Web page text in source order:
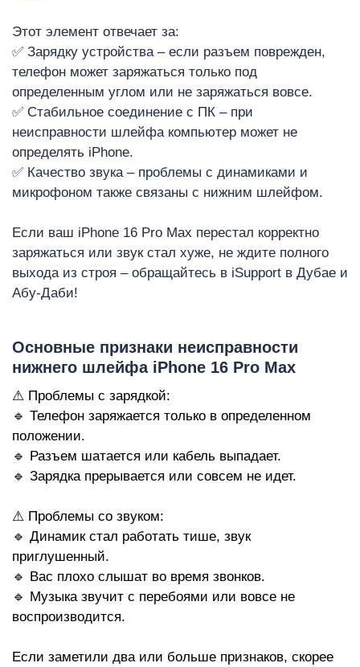
Этот элемент отвечает за:
✅ Зарядку устройства – если разъем поврежден,
телефон может заряжаться только под
определенным углом или не заряжаться вовсе.
✅ Стабильное соединение с ПК – при
неисправности шлейфа компьютер может не
определять iPhone.
✅ Качество звука – проблемы с динамиками и
микрофоном также связаны с нижним шлейфом.
Если ваш iPhone 16 Pro Max перестал корректно
заряжаться или звук стал хуже, не ждите полного
выхода из строя – обращайтесь в iSupport в Дубае и
Абу-Даби!
Основные признаки неисправности
нижнего шлейфа iPhone 16 Pro Max
⚠ Проблемы с зарядкой:
🔹 Телефон заряжается только в определенном
положении.
🔹 Разъем шатается или кабель выпадает.
🔹 Зарядка прерывается или совсем не идет.
⚠ Проблемы со звуком:
🔹 Динамик стал работать тише, звук
приглушенный.
🔹 Вас плохо слышат во время звонков.
🔹 Музыка звучит с перебоями или вовсе не
воспроизводится.
Если заметили два или больше признаков, скорее